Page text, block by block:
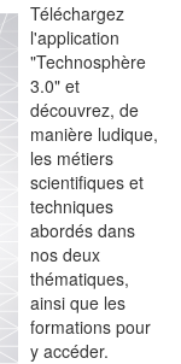
Téléchargez
l'application
"Technosphère
3.0" et
découvrez, de
manière ludique,
les métiers
scientifiques et
techniques
abordés dans
nos deux
thématiques,
ainsi que les
formations pour
y accéder.